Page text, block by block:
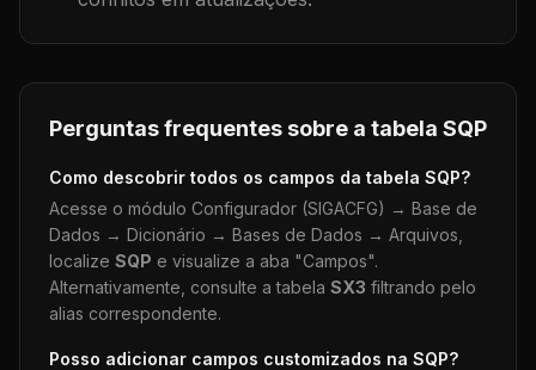
Perguntas frequentes sobre a tabela SQP
Como descobrir todos os campos da tabela SQP?
Acesse o módulo Configurador (SIGACFG) → Base de
Dados → Dicionário → Bases de Dados → Arquivos,
localize SQP e visualize a aba "Campos".
Alternativamente, consulte a tabela SX3 filtrando pelo
alias correspondente.
Posso adicionar campos customizados na SQP?